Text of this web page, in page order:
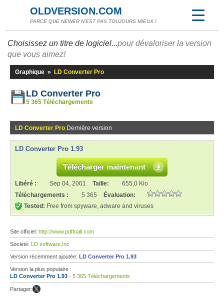
OLDVERSION.COM
PARCE QUE NEWER N'EST PAS TOUJOURS MIEUX !
Choisissez un titre de logiciel...pour dévaloriser la version
que vous aimez!
Graphique » LD Converter Pro
LD Converter Pro
5 365 Téléchargements
LD Converter Pro Dernière version
LD Converter Pro 1.93
Télécharger maintenant
Libéré : Sep 04, 2001 Taille:
655,0 Kio
Téléchargements :
5 365
Évaluation:
Tested: Free from spyware, adware and viruses
Site officiel: http://www.pdftoall.com
Société: LD software,Inc
Version récemment ajoutée: LD Converter Pro 1.93
Version la plus populaire :
LD Converter Pro 1.93 - 5 365 Téléchargements
Partager: